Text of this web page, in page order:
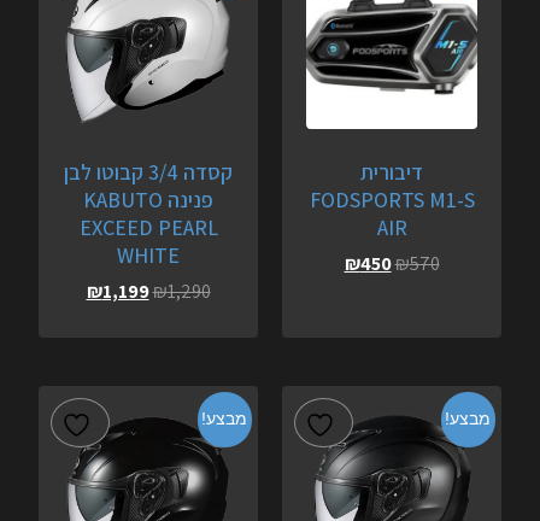
דיבורית
FODSPORTS M1-S
AIR
₪570
₪450
קסדה 3/4 קבוטו לבן
פנינה KABUTO
EXCEED PEARL
WHITE
₪1,290
₪1,199
מבצע! מבצע!